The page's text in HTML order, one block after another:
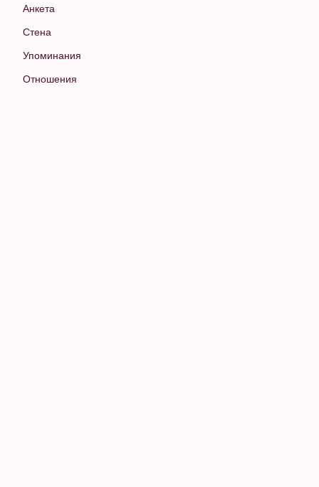
Анкета
Стена
Упоминания
Отношения